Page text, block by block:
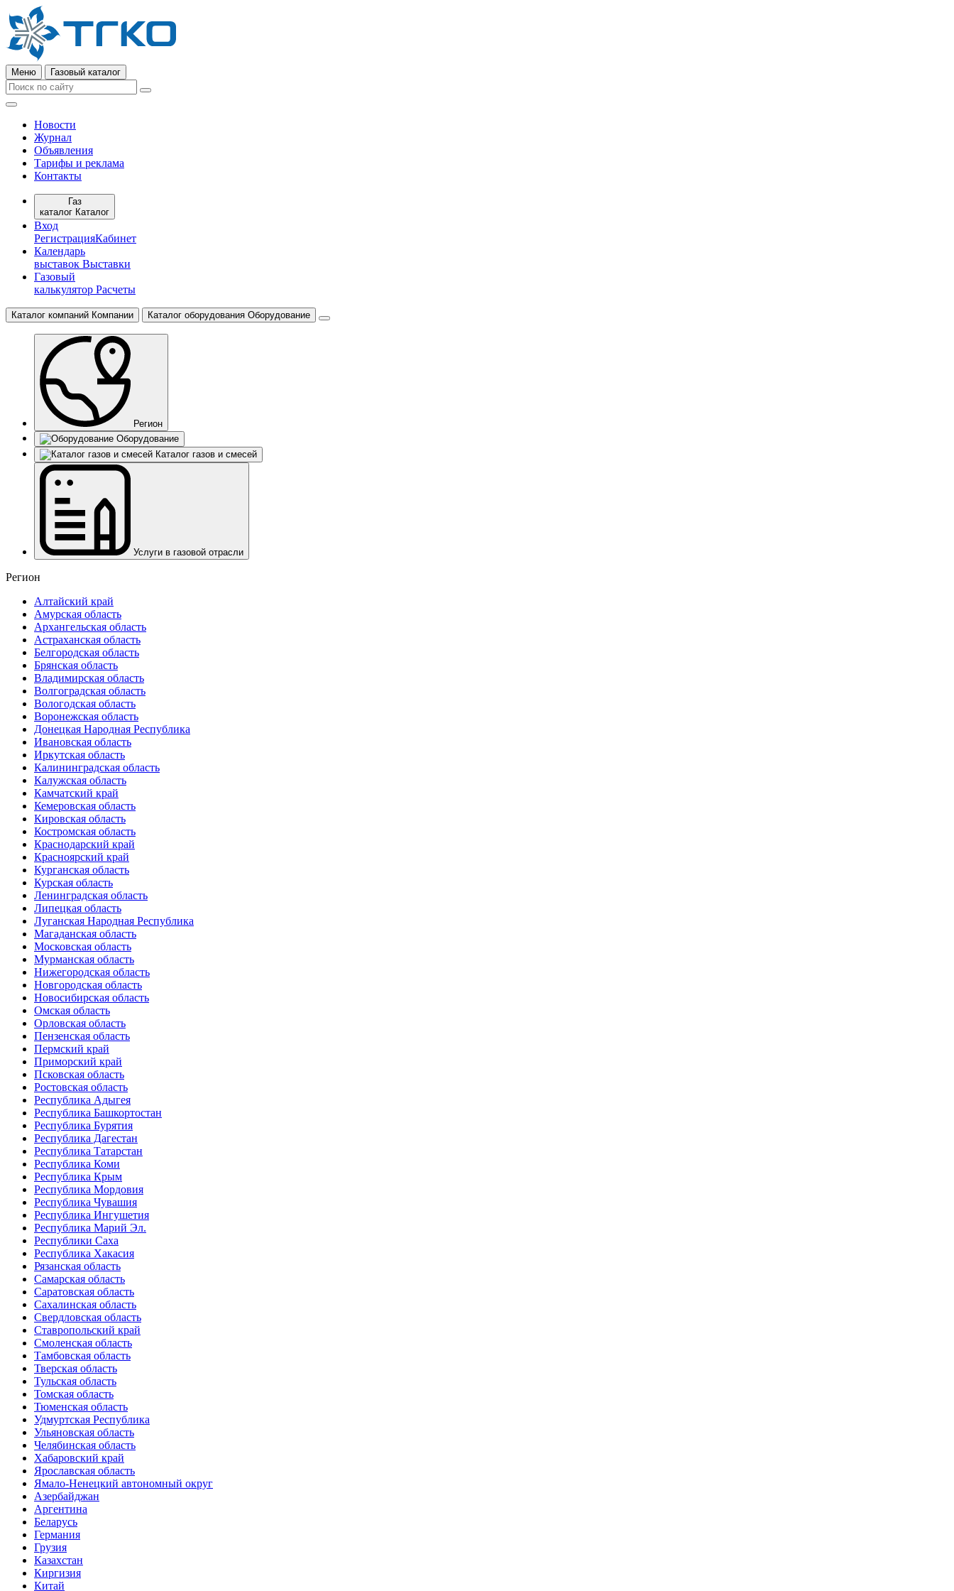
Меню Газовый каталог
Новости
Журнал
Объявления
Тарифы и реклама
Контакты
Газ
каталог Каталог
Вход
РегистрацияКабинет
Календарь
выставок Выставки
Газовый
калькулятор Расчеты
Каталог компаний Компании Каталог оборудования Оборудование
Регион
Оборудование
Каталог газов и смесей
Услуги в газовой отрасли
Регион
Алтайский край
Амурская область
Архангельская область
Астраханская область
Белгородская область
Брянская область
Владимирская область
Волгоградская область
Вологодская область
Воронежская область
Донецкая Народная Республика
Ивановская область
Иркутская область
Калининградская область
Калужская область
Камчатский край
Кемеровская область
Кировская область
Костромская область
Краснодарский край
Красноярский край
Курганская область
Курская область
Ленинградская область
Липецкая область
Луганская Народная Республика
Магаданская область
Московская область
Мурманская область
Нижегородская область
Новгородская область
Новосибирская область
Омская область
Орловская область
Пензенская область
Пермский край
Приморский край
Псковская область
Ростовская область
Республика Адыгея
Республика Башкортостан
Республика Бурятия
Республика Дагестан
Республика Татарстан
Республика Коми
Республика Крым
Республика Мордовия
Республика Чувашия
Республика Ингушетия
Республика Марий Эл.
Республики Саха
Республика Хакасия
Рязанская область
Самарская область
Саратовская область
Сахалинская область
Свердловская область
Ставропольский край
Смоленская область
Тамбовская область
Тверская область
Тульская область
Томская область
Тюменская область
Удмуртская Республика
Ульяновская область
Челябинская область
Хабаровский край
Ярославская область
Ямало-Ненецкий автономный округ
Азербайджан
Аргентина
Беларусь
Германия
Грузия
Казахстан
Киргизия
Китай